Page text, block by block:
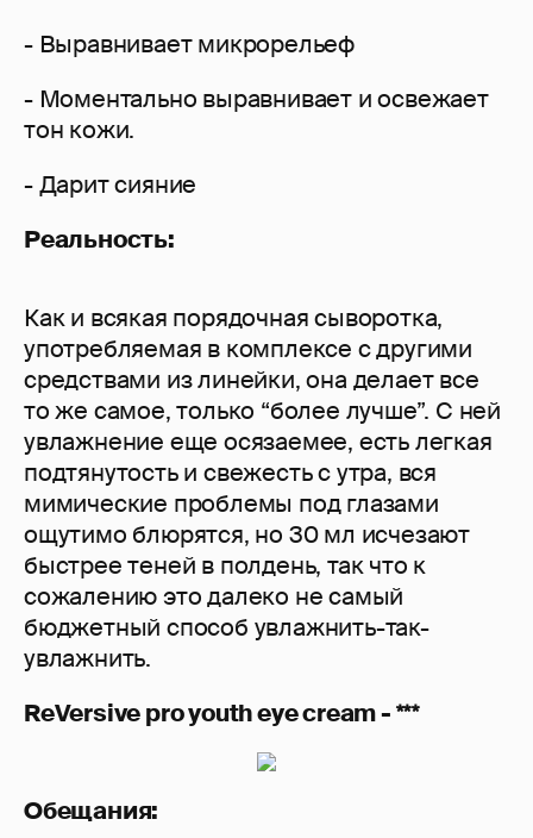
- Выравнивает микрорельеф
- Моментально выравнивает и освежает
тон кожи.
- Дарит сияние
Реальность:
Как и всякая порядочная сыворотка,
употребляемая в комплексе с другими
средствами из линейки, она делает все
то же самое, только “более лучше”. С ней
увлажнение еще осязаемее, есть легкая
подтянутость и свежесть с утра, вся
мимические проблемы под глазами
ощутимо блюрятся, но 30 мл исчезают
быстрее теней в полдень, так что к
сожалению это далеко не самый
бюджетный способ увлажнить-так-
увлажнить.
ReVersive pro youth eye cream - ***
Обещания: